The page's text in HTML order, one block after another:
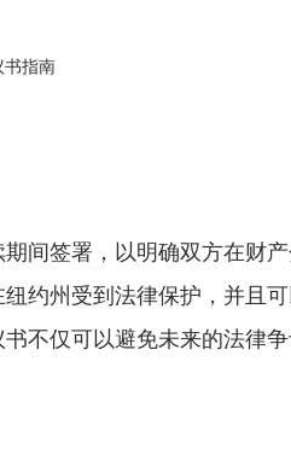
书指南
间签署，以明确双方在财
约州受到法律保护，并且
不仅可以避免未来的法律